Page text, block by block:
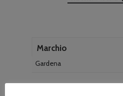
Marchio
Gardena